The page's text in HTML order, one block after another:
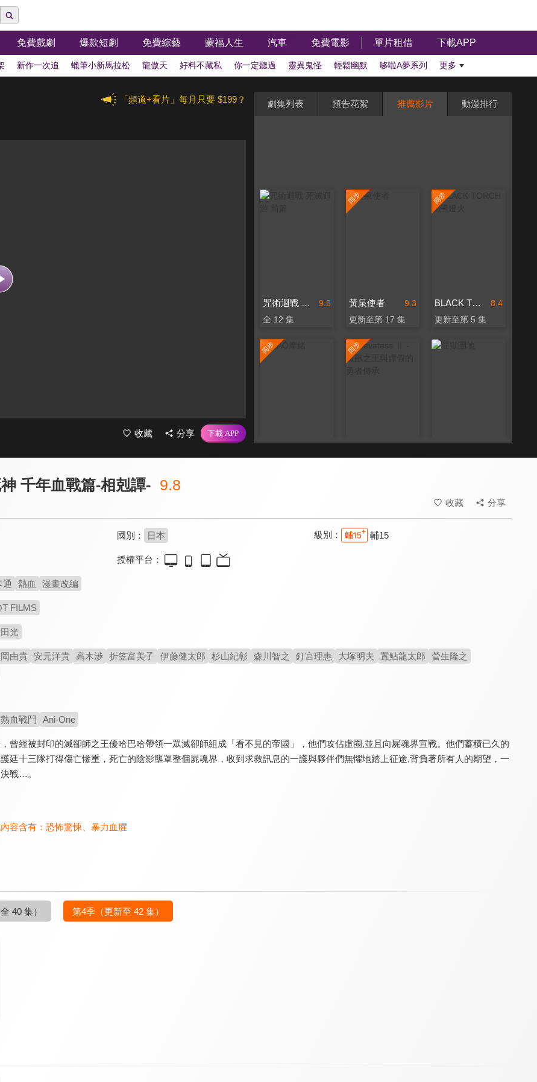
免費戲劇 爆款短劇 免費綜藝 蒙福人生 汽車 免費電影 單片租借 下載APP
新作一次追 蠟筆小新馬拉松 龍傲天 好料不藏私 你一定聽過 靈異鬼怪 輕鬆幽默 哆啦A夢系列 更多
「頻道+看片」每月只要 $199？
收藏 分享
劇集列表 預告花絮 推薦影片 動漫排行
9.5
咒術迴戰 死滅迴游 前篇
全 12 集
9.3
黃泉使者
更新至第 17 集
8.4
BLACK TORCH 闇黑燈火
更新至第 5 集
8.4
死亡帳號 8.5
夜櫻家大作戰 第2季 9.2
我的英雄學院 第六季
千年血戰篇-相剋譚- 9.8
收藏 分享
國別： 日本 級別： 輔15
授權平台：
通 熱血 漫畫改編
FILMS
光
由貴 安元洋貴 高木渉 折笠富美子 伊藤健太郎 杉山紀彰 森川智之 釘宮理惠 大塚明夫 置鮎龍太郎
菅生隆之
熱血戰鬥 Ani-One
曾經被封印的滅卻師之王優哈巴哈帶領一眾滅卻師組成「看不見的帝國」，他們攻佔虛圈,並且向屍魂界宣戰。他們蓄積已久的
廷十三隊打得傷亡慘重，死亡的陰影壟罩整個屍魂界，收到求救訊息的一護與夥伴們無懼地踏上征途,背負著所有人的期望，一
戰…。
容含有： 恐怖驚悚 暴力血腥
全 40 集） 第4季 （更新至 42 集）